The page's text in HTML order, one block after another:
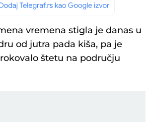
vremena stigla je danas u
od jutra pada kiša, pa je
štetu na području